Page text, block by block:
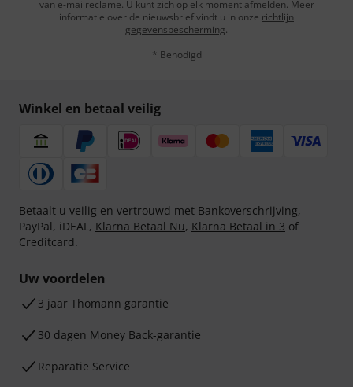
van e-mailreclame. U kunt zich op elk moment afmelden. Meer
informatie over de nieuwsbrief vindt u in onze richtlijn
gegevensbescherming.
* Benodigd
Winkel en betaal veilig
Betaalt u veilig en vertrouwd met Bankoverschrijving,
PayPal, iDEAL, Klarna Betaal Nu, Klarna Betaal in 3 of
Creditcard.
Uw voordelen
3 jaar Thomann garantie
30 dagen Money Back-garantie
Reparatie Service